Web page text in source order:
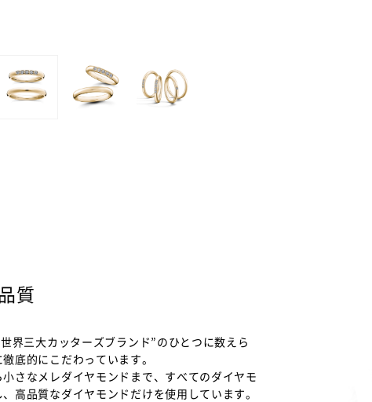
質
界三大カッターズブランド”のひとつに数えら
底的にこだわっています。
さなメレダイヤモンドまで、すべてのダイヤモ
高品質なダイヤモンドだけを使用しています。